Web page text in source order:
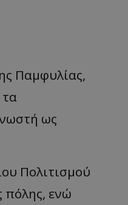
Παμφυλίας,
ως
Πολιτισμού
πόλης, ενώ